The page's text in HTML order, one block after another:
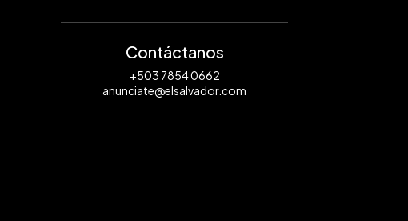
Contáctanos
+503 7854 0662
anunciate@elsalvador.com